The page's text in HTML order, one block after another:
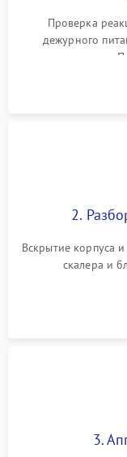
Проверка
дежурного
повреждения.
изображения,
2.
Вскрытие корпуса
скалера и
конденсаторов,
3.